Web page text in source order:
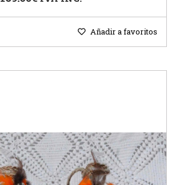
Añadir a favoritos